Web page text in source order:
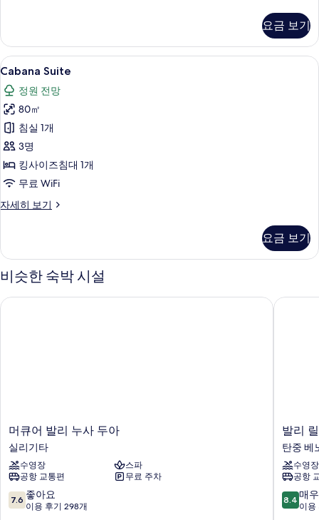
자
세
히
보
기
요금 보기
Cabana
Suite
사
진
모
두
보
기
이집트산 면 시트, 고급 침구, 오리/거
4
Cabana Suite
정원 전망
80㎡
침실 1개
3명
킹사이즈침대 1개
무료 WiFi
자세히 보기
Cabana
히
보
기
요금 보기
비슷한 숙박 시설
머
큐
어
발
리
누
사
머큐어 발리 누사 두아
실리기타
수영장
스파
공항 교통편
무료 주차
10
점
7.6 좋아요
이용 후기 298개
머큐어 발리 누사 두아
발
리
릴
렉
싱
리
조
발리
탄중 베
수영장
공항
10
점
8.4 매
이용
발리 릴